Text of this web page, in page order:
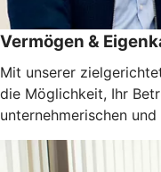
Vermögen &
Mit unserer
die Möglichkeit, Ihr
unternehmerischen